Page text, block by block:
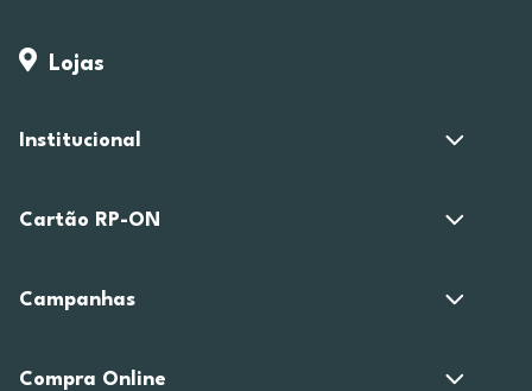
Lojas
Institucional
Cartão RP-ON
Campanhas
Compra Online